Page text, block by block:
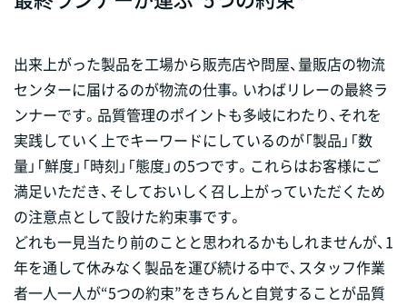
出来上がった製品を工場から販売店や問屋、量販店の物流
センターに届けるのが物流の仕事。いわばリレーの最終ラ
ンナーです。品質管理のポイントも多岐にわたり、それを
実践していく上でキーワードにしているのが「製品」「数
量」「鮮度」「時刻」「態度」の5つです。これらはお客様にご
満足いただき、そしておいしく召し上がっていただくため
の注意点として設けた約束事です。
どれも一見当たり前のことと思われるかもしれませんが、1
年を通して休みなく 製品を運び続ける中で、スタッフ作業
者一人一人が“5つの約束”をきちんと自覚することが品質